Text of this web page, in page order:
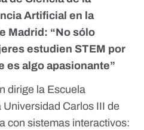
Artificial en la
Madrid: “No sólo
estudien STEM por
es algo apasionante”
dirige la Escuela
Carlos III de
con sistemas interactivos: